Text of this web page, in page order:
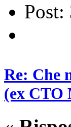
Post:
Re: Che
(ex CTO